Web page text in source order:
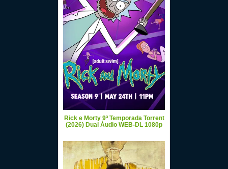
Rick e Morty 9ª Temporada Torrent
(2026) Dual Áudio WEB-DL 1080p